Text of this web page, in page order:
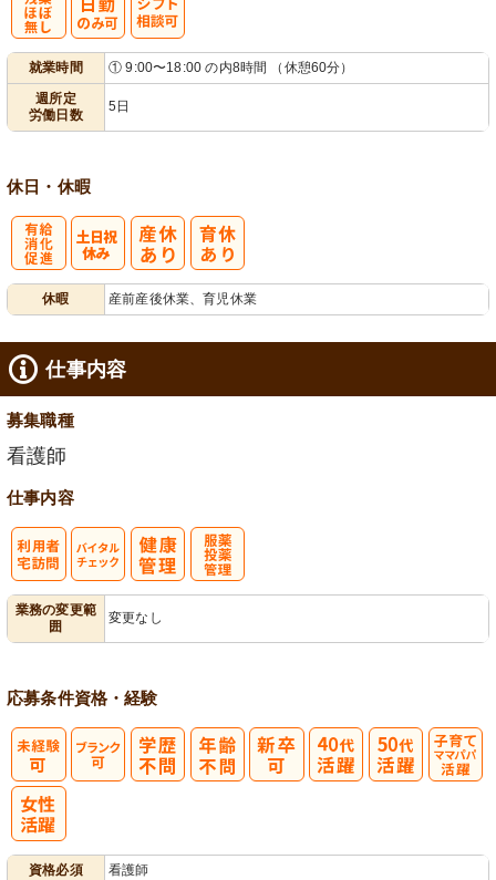
就業時間
① 9:00〜18:00 の内8時間 （休憩60分）
週所定
労働日数
5日
休日・休暇
休暇 産前産後休業、育児休業
仕事内容
募集職種
看護師
仕事内容
業務の変更範
囲
変更なし
応募条件資格・経験
資格必須 看護師